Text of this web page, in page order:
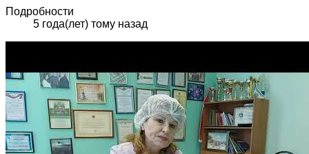
Подробности
5 года(лет) тому назад